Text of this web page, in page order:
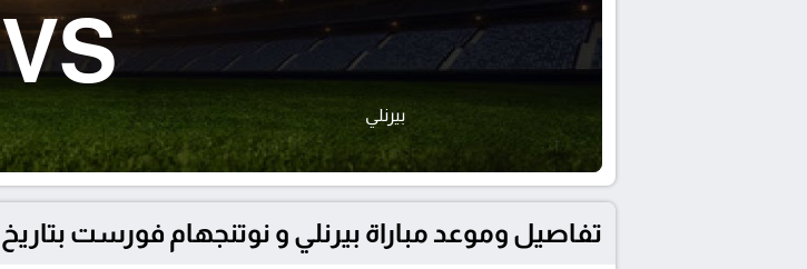
بيرنلي
VS
تفاصيل وموعد مباراة بيرنلي و نوتنجهام فورست بتاريخ 2025-09-20 في الدوري الإنجليزي